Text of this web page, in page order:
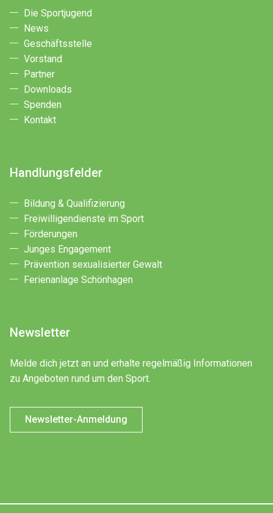
Die Sportjugend
News
Geschäftsstelle
Vorstand
Partner
Downloads
Spenden
Kontakt
Handlungsfelder
Bildung & Qualifizierung
Freiwilligendienste im Sport
Förderungen
Junges Engagement
Prävention sexualisierter Gewalt
Ferienanlage Schönhagen
Newsletter
Melde dich jetzt an und erhalte regelmäßig Informationen
zu Angeboten rund um den Sport.
Newsletter-Anmeldung